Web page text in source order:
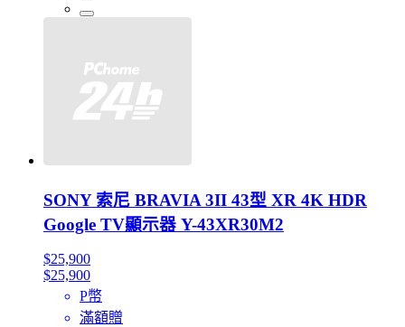
SONY 索尼 BRAVIA 3II 43型 XR 4K HDR
Google TV顯示器 Y-43XR30M2
$25,900
$25,900
P幣
滿額贈